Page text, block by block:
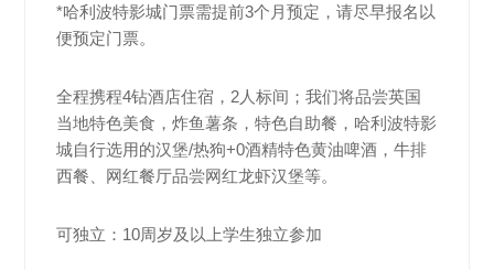
*哈利波特影城门票需提前3个月预定，请尽早报名以
便预定门票。
全程携程4钻酒店住宿，2人标间；我们将品尝英国
当地特色美食，炸鱼薯条，特色自助餐，哈利波特影
城自行选用的汉堡/热狗+0酒精特色黄油啤酒，牛排
西餐、网红餐厅品尝网红龙虾汉堡等。
可独立：10周岁及以上学生独立参加